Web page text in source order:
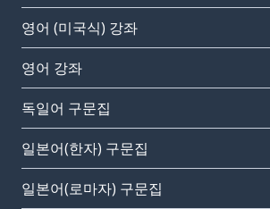
영어 (미국식) 강좌
영어 강좌
독일어 구문집
일본어(한자) 구문집
일본어(로마자) 구문집